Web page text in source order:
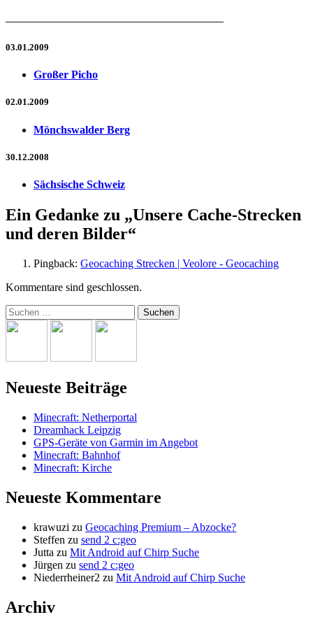
————————————————————————
03.01.2009
Großer Picho
02.01.2009
Mönchswalder Berg
30.12.2008
Sächsische Schweiz
Ein Gedanke zu „Unsere Cache-Strecken
und deren Bilder“
Pingback: Geocaching Strecken | Veolore - Geocaching
Kommentare sind geschlossen.
Suchen
nach:
Neueste Beiträge
Minecraft: Netherportal
Dreamhack Leipzig
GPS-Geräte von Garmin im Angebot
Minecraft: Bahnhof
Minecraft: Kirche
Neueste Kommentare
krawuzi zu Geocaching Premium – Abzocke?
Steffen zu send 2 c:geo
Jutta zu Mit Android auf Chirp Suche
Jürgen zu send 2 c:geo
Niederrheiner2 zu Mit Android auf Chirp Suche
Archiv